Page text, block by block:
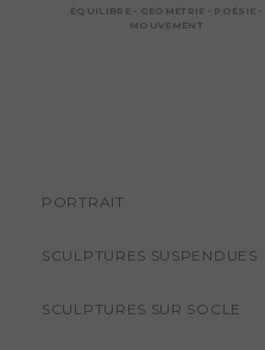
ÉQUILIBRE - GÉOMÉTRIE - POÉSIE -
MOUVEMENT
PORTRAIT
SCULPTURES SUSPENDUES
SCULPTURES SUR SOCLE